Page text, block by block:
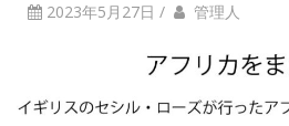
2023年5月27日 / 管理人